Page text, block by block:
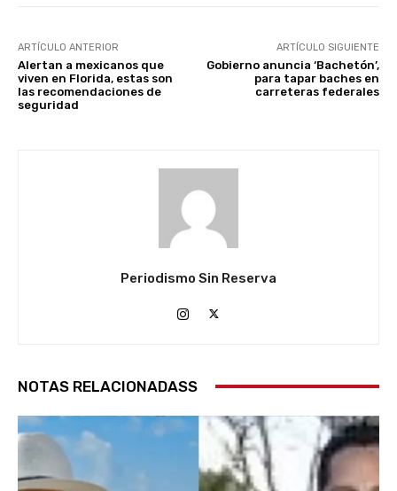
ARTÍCULO ANTERIOR
Alertan a mexicanos que
viven en Florida, estas son
las recomendaciones de
seguridad
ARTÍCULO SIGUIENTE
Gobierno anuncia ‘Bachetón’,
para tapar baches en
carreteras federales
Periodismo Sin Reserva
NOTAS RELACIONADASS